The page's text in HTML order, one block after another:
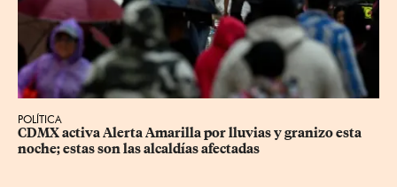
POLÍTICA
CDMX activa Alerta Amarilla por lluvias y granizo esta
noche; estas son las alcaldías afectadas